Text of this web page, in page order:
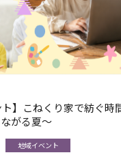
ト】こねくり家で紡ぐ時
がる夏〜
地域イベント